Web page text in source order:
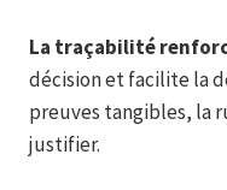
La traçabilité
décision et facilite la
preuves tangibles, la
justifier.